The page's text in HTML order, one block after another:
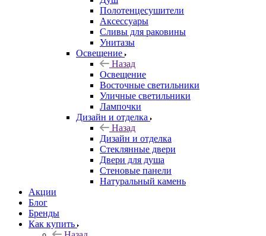
Полотенцесушители
Аксессуары
Сливы для раковины
Унитазы
Освещение
Назад
Освещение
Восточные светильники
Уличные светильники
Лампочки
Дизайн и отделка
Назад
Дизайн и отделка
Стеклянные двери
Двери для душа
Стеновые панели
Натуральный камень
Акции
Блог
Бренды
Как купить